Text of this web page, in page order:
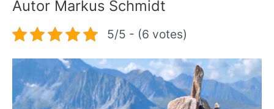
Autor Markus Schmidt
5/5 - (6 votes)